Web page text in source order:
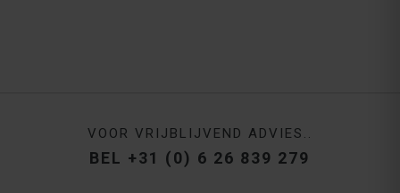
VOOR VRIJBLIJVEND ADVIES..
BEL +31 (0) 6 26 839 279